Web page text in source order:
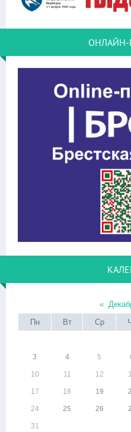
«
Пн
Вт Ср
3 4 5
10 11 12
17 18 19
24 25 26
31